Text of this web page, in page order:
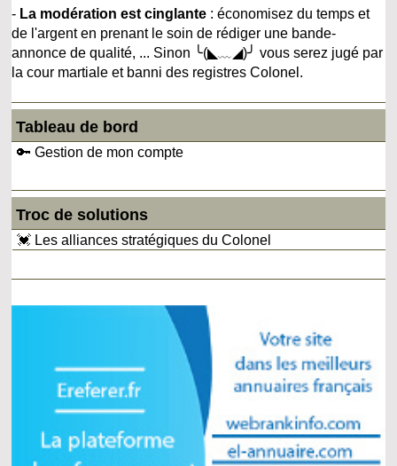
- La modération est cinglante : économisez du temps et
de l'argent en prenant le soin de rédiger une bande-
annonce de qualité, ... Sinon ╰(◣﹏◢)╯ vous serez jugé par
la cour martiale et banni des registres Colonel.
Tableau de bord
🔑 Gestion de mon compte
Troc de solutions
💓 Les alliances stratégiques du Colonel